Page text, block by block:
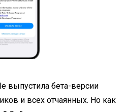
выпустила бета-версии
и всех отчаянных. Но как